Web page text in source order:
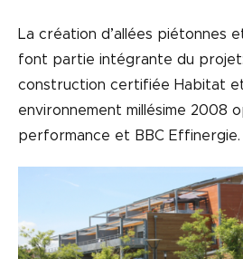
La création d’allées piétonnes
font partie intégrante du projet:
construction certifiée Habitat
environnement millésime 2008
performance et BBC Effinergie.